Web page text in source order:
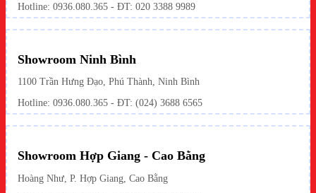
Hotline: 0936.080.365 - ĐT: 020 3388 9989
Showroom Ninh Bình
1100 Trần Hưng Đạo, Phú Thành, Ninh Bình
Hotline: 0936.080.365 - ĐT: (024) 3688 6565
Showroom Hợp Giang - Cao Bằng
Hoàng Như, P. Hợp Giang, Cao Bằng